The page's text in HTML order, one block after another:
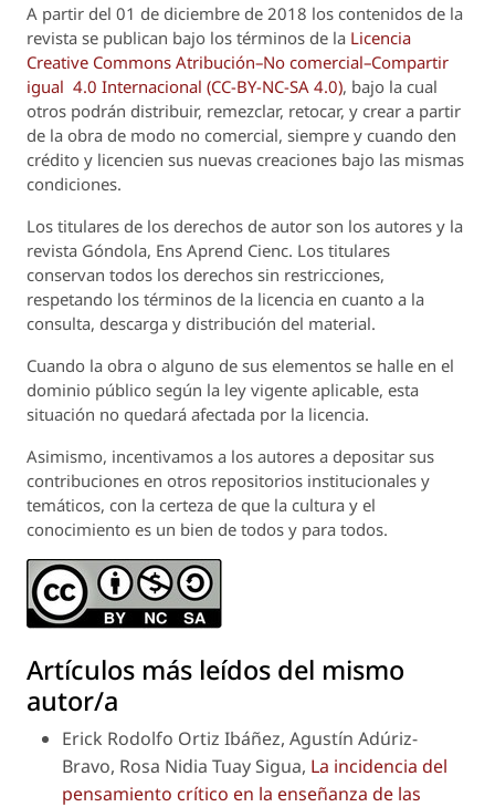
A partir del 01 de diciembre de 2018 los contenidos de la
revista se publican bajo los términos de la Licencia
Creative Commons Atribución–No comercial–Compartir
igual 4.0 Internacional (CC-BY-NC-SA 4.0), bajo la cual
otros podrán distribuir, remezclar, retocar, y crear a partir
de la obra de modo no comercial, siempre y cuando den
crédito y licencien sus nuevas creaciones bajo las mismas
condiciones.
Los titulares de los derechos de autor son los autores y la
revista Góndola, Ens Aprend Cienc. Los titulares
conservan todos los derechos sin restricciones,
respetando los términos de la licencia en cuanto a la
consulta, descarga y distribución del material.
Cuando la obra o alguno de sus elementos se halle en el
dominio público según la ley vigente aplicable, esta
situación no quedará afectada por la licencia.
Asimismo, incentivamos a los autores a depositar sus
contribuciones en otros repositorios institucionales y
temáticos, con la certeza de que la cultura y el
conocimiento es un bien de todos y para todos.
Artículos más leídos del mismo
autor/a
Erick Rodolfo Ortiz Ibáñez, Agustín Adúriz-
Bravo, Rosa Nidia Tuay Sigua, La incidencia del
pensamiento crítico en la enseñanza de las